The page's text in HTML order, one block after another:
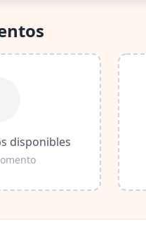
disponibles